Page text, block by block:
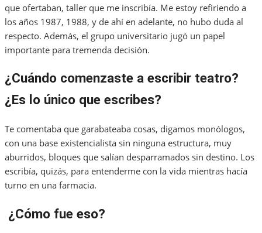
que ofertaban, taller que me inscribía. Me estoy refiriendo a
los años 1987, 1988, y de ahí en adelante, no hubo duda al
respecto. Además, el grupo universitario jugó un papel
importante para tremenda decisión.
¿Cuándo comenzaste a escribir teatro?
¿Es lo único que escribes?
Te comentaba que garabateaba cosas, digamos monólogos,
con una base existencialista sin ninguna estructura, muy
aburridos, bloques que salían desparramados sin destino. Los
escribía, quizás, para entenderme con la vida mientras hacía
turno en una farmacia.
¿Cómo fue eso?